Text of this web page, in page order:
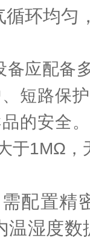
环均匀
备应配备
短路保
的安全
于1MΩ，
配置精
温湿度